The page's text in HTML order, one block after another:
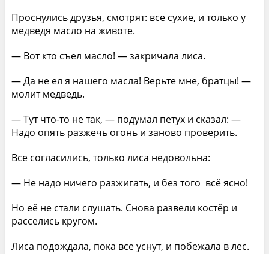
Проснулись друзья, смотрят: все сухие, и только у
медведя масло на животе.
— Вот кто съел масло! — закричала лиса.
— Да не ел я нашего масла! Верьте мне, братцы! —
молит медведь.
— Тут что-то не так, — подумал петух и сказал: —
Надо опять разжечь огонь и заново проверить.
Все согласились, только лиса недовольна:
— Не надо ничего разжигать, и без того всё ясно!
Но её не стали слушать. Снова развели костёр и
расселись кругом.
Лиса подождала, пока все уснут, и побежала в лес.